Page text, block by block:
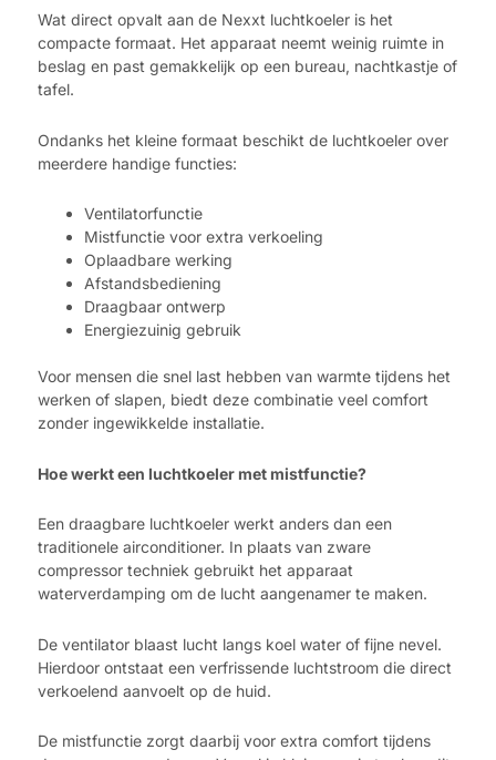
Wat direct opvalt aan de Nexxt luchtkoeler is het
compacte formaat. Het apparaat neemt weinig ruimte in
beslag en past gemakkelijk op een bureau, nachtkastje of
tafel.
Ondanks het kleine formaat beschikt de luchtkoeler over
meerdere handige functies:
Ventilatorfunctie
Mistfunctie voor extra verkoeling
Oplaadbare werking
Afstandsbediening
Draagbaar ontwerp
Energiezuinig gebruik
Voor mensen die snel last hebben van warmte tijdens het
werken of slapen, biedt deze combinatie veel comfort
zonder ingewikkelde installatie.
Hoe werkt een luchtkoeler met mistfunctie?
Een draagbare luchtkoeler werkt anders dan een
traditionele airconditioner. In plaats van zware
compressor techniek gebruikt het apparaat
waterverdamping om de lucht aangenamer te maken.
De ventilator blaast lucht langs koel water of fijne nevel.
Hierdoor ontstaat een verfrissende luchtstroom die direct
verkoelend aanvoelt op de huid.
De mistfunctie zorgt daarbij voor extra comfort tijdens